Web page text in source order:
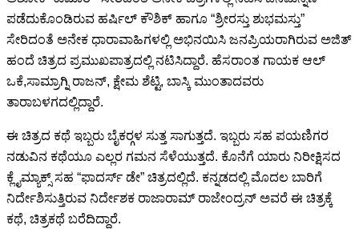
ಪಡೆದುಕೊಂಡಿರುವ ಹರ್ಷಿಲ್ ಕೌಶಿಕ್ ಹಾಗೂ “ಶ್ರೀರಸ್ತು ಶುಭಮಸ್ತು”
ಸೇರಿದಂತೆ ಅನೇಕ ಧಾರಾವಾಹಿಗಳಲ್ಲಿ ಅಭಿನಯಿಸಿ ಜನಪ್ರಿಯರಾಗಿರುವ ಅಜಿತ್
ಹಂದೆ ಚಿತ್ರದ ಪ್ರಮುಖಪಾತ್ರದಲ್ಲಿ ನಟಿಸಿದ್ದಾರೆ. ಹೆಸರಾಂತ ಗಾಯಕ ಆಲ್
ಒಕೆ,ಸಾಮ್ರಾಗ್ನಿ ರಾಜನ್, ಕ್ಷೇಮ ಶೆಟ್ಟಿ, ಬಾಸ್ಕಿ ಮುಂತಾದವರು
ತಾರಾಬಳಗದಲ್ಲಿದ್ದಾರೆ.
ಈ ಚಿತ್ರದ ಕಥೆ ಇಬ್ಬರು ಬೈಕರ್‍ಗಳ ಸುತ್ತ ಸಾಗುತ್ತದೆ. ಇಬ್ಬರು ಸಹ ಪಯಣಿಗರ
ನಡುವಿನ ಕಥೆಯೂ ಎಲ್ಲರ ಗಮನ ಸೆಳೆಯುತ್ತದೆ. ಕೊನೆಗೆ ಯಾರು ನಿರೀಕ್ಷಿಸದ
ಕ್ಲೈಮ್ಯಾಕ್ಸ್ ಸಹ “ಫಾದರ್ಸ್ ಡೇ” ಚಿತ್ರದಲ್ಲಿದೆ. ಕನ್ನಡದಲ್ಲಿ ಮೊದಲ ಬಾರಿಗೆ
ನಿರ್ದೇಶಿಸುತ್ತಿರುವ ನಿರ್ದೇಶಕ ರಾಜಾರಾಮ್ ರಾಜೇಂದ್ರನ್ ಅವರೆ ಈ ಚಿತ್ರಕ್ಕೆ
ಕಥೆ, ಚಿತ್ರಕಥೆ ಬರೆದಿದ್ದಾರೆ.